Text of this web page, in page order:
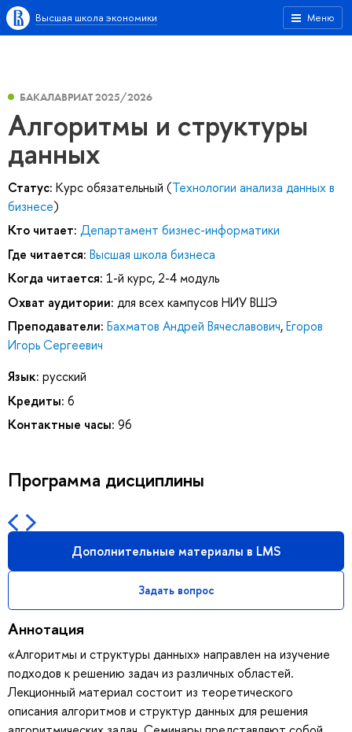
Меню
Высшая школа экономики
БАКАЛАВРИАТ 2025/2026
Алгоритмы и структуры
данных
Статус: Курс обязательный (Технологии анализа данных в
бизнесе)
Кто читает: Департамент бизнес-информатики
Где читается: Высшая школа бизнеса
Когда читается: 1-й курс, 2-4 модуль
Охват аудитории: для всех кампусов НИУ ВШЭ
Преподаватели: Бахматов Андрей Вячеславович,Егоров
Игорь Сергеевич
Язык: русский
Кредиты: 6
Контактные часы: 96
Программа дисциплины
Дополнительные материалы в LMS
Задать вопрос
Аннотация
«Алгоритмы и структуры данных» направлен на изучение
подходов к решению задач из различных областей.
Лекционный материал состоит из теоретического
описания алгоритмов и структур данных для решения